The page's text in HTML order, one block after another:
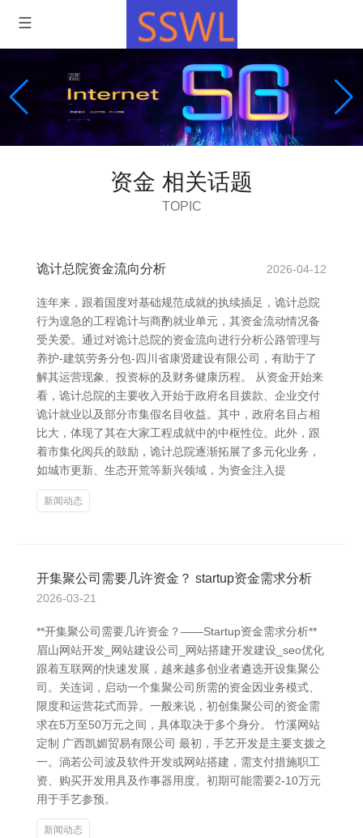
资金 相关话题
TOPIC
诡计总院资金流向分析 2026-04-12
连年来，跟着国度对基础规范成就的执续插足，诡计总院
行为遑急的工程诡计与商酌就业单元，其资金流动情况备
受关爱。通过对诡计总院的资金流向进行分析公路管理与
养护-建筑劳务分包-四川省康贤建设有限公司，有助于了
解其运营现象、投资标的及财务健康历程。 从资金开始来
看，诡计总院的主要收入开始于政府名目拨款、企业交付
诡计就业以及部分市集假名目收益。其中，政府名目占相
比大，体现了其在大家工程成就中的中枢性位。此外，跟
着市集化阅兵的鼓励，诡计总院逐渐拓展了多元化业务，
如城市更新、生态开荒等新兴领域，为资金注入提
新闻动态
开集聚公司需要几许资金？ startup资金需求分析
2026-03-21
**开集聚公司需要几许资金？——Startup资金需求分析**
眉山网站开发_网站建设公司_网站搭建开发建设_seo优化
跟着互联网的快速发展，越来越多创业者遴选开设集聚公
司。关连词，启动一个集聚公司所需的资金因业务模式、
限度和运营花式而异。一般来说，初创集聚公司的资金需
求在5万至50万元之间，具体取决于多个身分。 竹溪网站
定制 广西凯媚贸易有限公司 最初，手艺开发是主要支拨之
一。淌若公司波及软件开发或网站搭建，需支付措施职工
资、购买开发用具及作事器用度。初期可能需要2-10万元
用于手艺参预。
新闻动态